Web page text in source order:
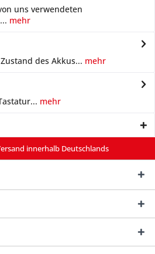
uns verwendeten
mehr
des Akkus... mehr
mehr
innerhalb Deutschlands